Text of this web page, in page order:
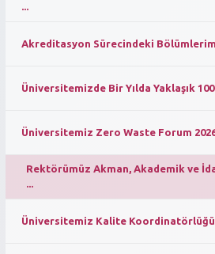
...
Akreditasyon Sürecindeki
Üniversitemizde Bir Yılda Yaklaşık 100
Üniversitemiz Zero Waste Forum
Rektörümüz Akman, Akademik ve
...
Üniversitemiz Kalite Koordinatörlüğü